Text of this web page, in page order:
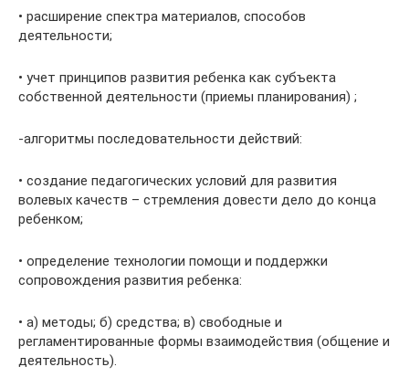
• расширение спектра материалов, способов
деятельности;
• учет принципов развития ребенка как субъекта
собственной деятельности (приемы планирования) ;
-алгоритмы последовательности действий:
• создание педагогических условий для развития
волевых качеств – стремления довести дело до конца
ребенком;
• определение технологии помощи и поддержки
сопровождения развития ребенка:
• а) методы; б) средства; в) свободные и
регламентированные формы взаимодействия (общение и
деятельность).